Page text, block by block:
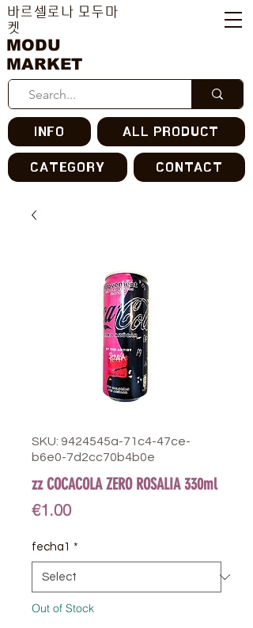
MODU
MARKET
바르셀로나 모두마
켓
INFO ALL PRODUCT
CATEGORY CONTACT
SKU: 9424545a-71c4-47ce-
b6e0-7d2cc70b4b0e
zz COCACOLA ZERO ROSALIA 330ml
€1.00Price
fecha1 *
Out of Stock